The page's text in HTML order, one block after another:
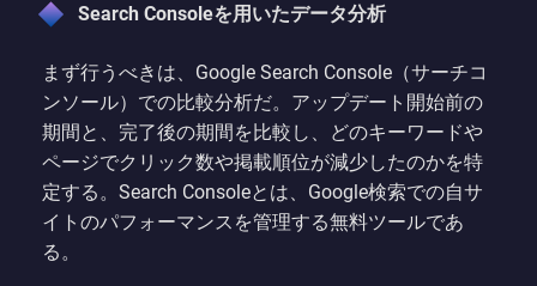
Search Consoleを用いたデータ分析
まず行うべきは、Google Search Console（サーチコ
ンソール）での比較分析だ。アップデート開始前の
期間と、完了後の期間を比較し、どのキーワードや
ページでクリック数や掲載順位が減少したのかを特
定する。Search Consoleとは、Google検索での自サ
イトのパフォーマンスを管理する無料ツールであ
る。